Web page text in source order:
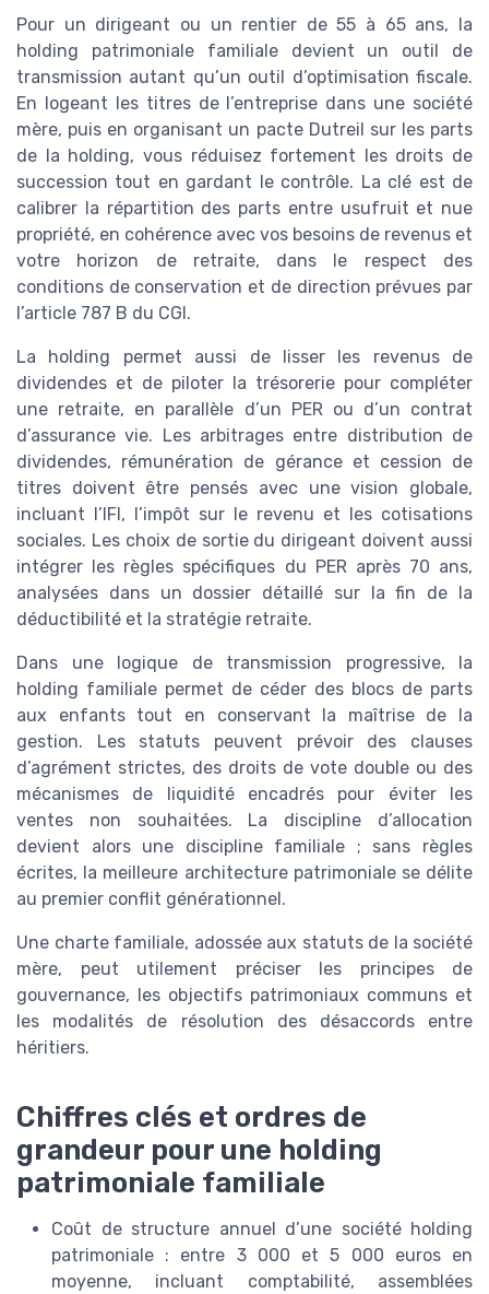
Pour un dirigeant ou un rentier de 55 à 65 ans, la
holding patrimoniale familiale devient un outil de
transmission autant qu’un outil d’optimisation fiscale.
En logeant les titres de l’entreprise dans une société
mère, puis en organisant un pacte Dutreil sur les parts
de la holding, vous réduisez fortement les droits de
succession tout en gardant le contrôle. La clé est de
calibrer la répartition des parts entre usufruit et nue
propriété, en cohérence avec vos besoins de revenus et
votre horizon de retraite, dans le respect des
conditions de conservation et de direction prévues par
l’article 787 B du CGI.
La holding permet aussi de lisser les revenus de
dividendes et de piloter la trésorerie pour compléter
une retraite, en parallèle d’un PER ou d’un contrat
d’assurance vie. Les arbitrages entre distribution de
dividendes, rémunération de gérance et cession de
titres doivent être pensés avec une vision globale,
incluant l’IFI, l’impôt sur le revenu et les cotisations
sociales. Les choix de sortie du dirigeant doivent aussi
intégrer les règles spécifiques du PER après 70 ans,
analysées dans un dossier détaillé sur la fin de la
déductibilité et la stratégie retraite.
Dans une logique de transmission progressive, la
holding familiale permet de céder des blocs de parts
aux enfants tout en conservant la maîtrise de la
gestion. Les statuts peuvent prévoir des clauses
d’agrément strictes, des droits de vote double ou des
mécanismes de liquidité encadrés pour éviter les
ventes non souhaitées. La discipline d’allocation
devient alors une discipline familiale ; sans règles
écrites, la meilleure architecture patrimoniale se délite
au premier conflit générationnel.
Une charte familiale, adossée aux statuts de la société
mère, peut utilement préciser les principes de
gouvernance, les objectifs patrimoniaux communs et
les modalités de résolution des désaccords entre
héritiers.
Chiffres clés et ordres de
grandeur pour une holding
patrimoniale familiale
Coût de structure annuel d’une société holding
patrimoniale : entre 3 000 et 5 000 euros en
moyenne, incluant comptabilité, assemblées